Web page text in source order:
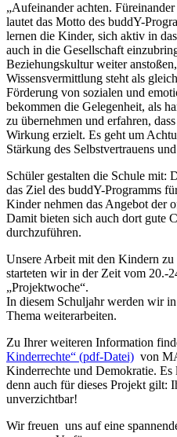
„Aufeinander achten.
lautet das Motto des buddY-
lernen die Kinder, sich aktiv in
auch in die Gesellschaft
Beziehungskultur weiter
Wissensvermittlung steht als
Förderung von sozialen und
bekommen die Gelegenheit, als
zu übernehmen und erfahren,
Wirkung erzielt. Es geht um
Stärkung des Selbstvertrauens
Schüler gestalten die Schule mit:
das Ziel des buddY-Programms
Kinder nehmen das Angebot der
Damit bieten sich auch dort gute
durchzuführen.
Unsere Arbeit mit den Kindern
starteten wir in der Zeit vom 20.-
„Projektwoche“.
In diesem Schuljahr werden wir
Thema weiterarbeiten.
Zu Ihrer weiteren Information
Kinderrechte“ (pdf-Datei) von
Kinderrechte und Demokratie. Es
denn auch für dieses Projekt gilt:
unverzichtbar!
Wir freuen uns auf eine